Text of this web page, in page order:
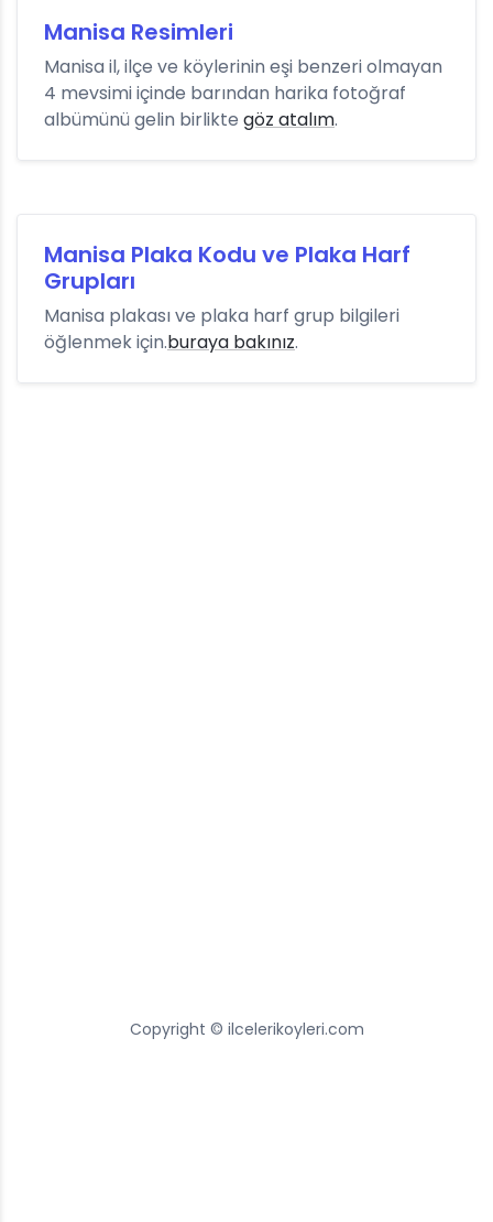
Manisa Resimleri
Manisa il, ilçe ve köylerinin eşi benzeri olmayan
4 mevsimi içinde barından harika fotoğraf
albümünü gelin birlikte göz atalım.
Manisa Plaka Kodu ve Plaka Harf
Grupları
Manisa plakası ve plaka harf grup bilgileri
öğlenmek için.buraya bakınız.
Copyright © ilcelerikoyleri.com